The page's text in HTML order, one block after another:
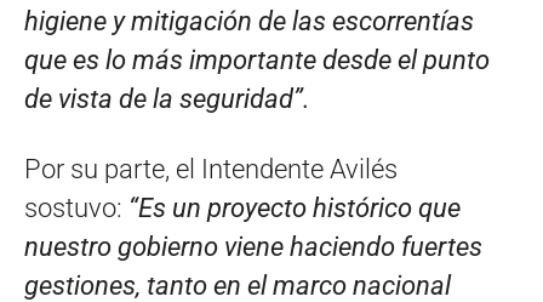
higiene y mitigación de las escorrentías
que es lo más importante desde el punto
de vista de la seguridad”.
Por su parte, el Intendente Avilés
sostuvo: “Es un proyecto histórico que
nuestro gobierno viene haciendo fuertes
gestiones, tanto en el marco nacional